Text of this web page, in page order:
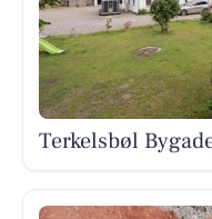
Terkelsbøl